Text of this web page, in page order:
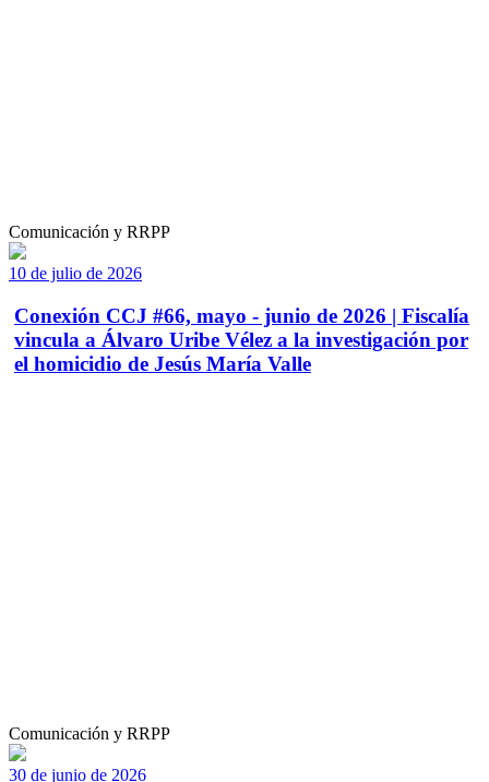
Comunicación y RRPP
10 de julio de 2026
Conexión CCJ #66, mayo - junio de 2026 | Fiscalía
vincula a Álvaro Uribe Vélez a la investigación por
el homicidio de Jesús María Valle
Comunicación y RRPP
30 de junio de 2026